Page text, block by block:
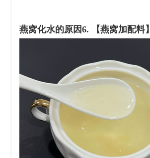
燕窝化水的原因6. 【燕窝加配料】